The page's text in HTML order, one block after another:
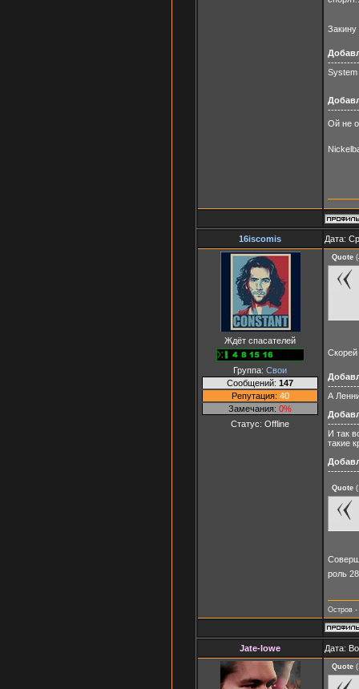
System
Ой не
16iscomis Дата:
Ждёт спасателей
Группа: Свои
Сообщений: 147
Репутация: 40
Замечания: 0%
Статус: Offline
Quote (
А
И так
такие
Quote (
роль
Остров
Jate-lowe Дата:
Quote (